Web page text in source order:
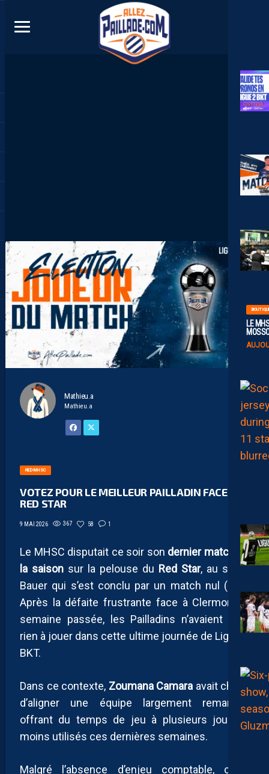
LE
Mathieu.a
Mathieu.a
RED-MHSC
VOTEZ POUR LE MEILLEUR PAILLADIN FACE AU
RED STAR
9 MAI 2026 367 58 1
Le MHSC disputait ce soir son dernier match de
la saison sur la pelouse du Red Star, au stade
Bauer qui s’est conclu par un match nul (1-1).
Après la défaite frustrante face à Clermont la
semaine passée, les Pailladins n’avaient plus
rien à jouer dans cette ultime journée de Ligue 2
BKT.
Dans ce contexte, Zoumana Camara avait choisi
d’aligner une équipe largement remaniée,
offrant du temps de jeu à plusieurs joueurs
moins utilisés ces dernières semaines.
Malgré l’absence d’enjeu comptable, cette